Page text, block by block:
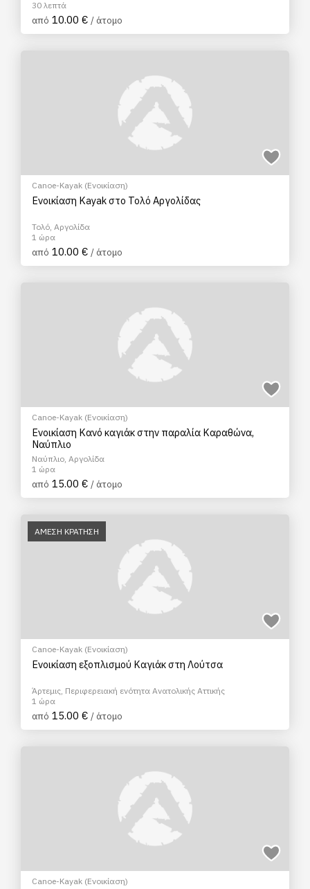
30 λεπτά
από 10.00 € / άτομο
Canoe-Kayak (Ενοικίαση)
Ενοικίαση Kayak στο Τολό Αργολίδας
Τολό, Αργολίδα
1 ώρα
από 10.00 € / άτομο
Canoe-Kayak (Ενοικίαση)
Ενοικίαση Κανό καγιάκ στην παραλία Καραθώνα,
Ναύπλιο
Ναύπλιο, Αργολίδα
1 ώρα
από 15.00 € / άτομο
ΑΜΕΣΗ ΚΡΑΤΗΣΗ
Canoe-Kayak (Ενοικίαση)
Ενοικίαση εξοπλισμού Καγιάκ στη Λούτσα
Άρτεμις, Περιφερειακή ενότητα Ανατολικής Αττικής
1 ώρα
από 15.00 € / άτομο
Canoe-Kayak (Ενοικίαση)